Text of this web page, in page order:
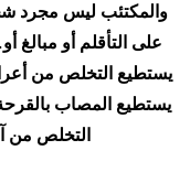
والمكتئب ليس مجرد
على التأقلم أو
يستطيع التخلص من
يستطيع المصاب
التخلص من